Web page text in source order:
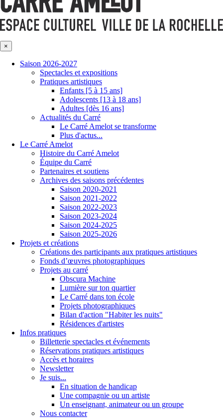
×
Saison 2026-2027
Spectacles et expositions
Pratiques artistiques
Enfants [5 à 15 ans]
Adolescents [13 à 18 ans]
Adultes [dès 16 ans]
Actualités du Carré
Le Carré Amelot se transforme
Plus d'actus...
Le Carré Amelot
Histoire du Carré Amelot
Équipe du Carré
Partenaires et soutiens
Archives des saisons précédentes
Saison 2020-2021
Saison 2021-2022
Saison 2022-2023
Saison 2023-2024
Saison 2024-2025
Saison 2025-2026
Projets et créations
Créations des participants aux pratiques artistiques
Fonds d’œuvres photographiques
Projets au carré
Obscura Machine
Lumière sur ton quartier
Le Carré dans ton école
Projets photographiques
Bilan d'action "Habiter les nuits"
Résidences d'artistes
Infos pratiques
Billetterie spectacles et événements
Réservations pratiques artistiques
Accès et horaires
Newsletter
Je suis...
En situation de handicap
Une compagnie ou un artiste
Un enseignant, animateur ou un groupe
Nous contacter